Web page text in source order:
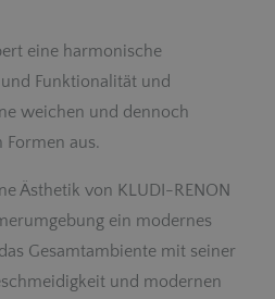
eine harmonische
Funktionalität und
weichen und dennoch
Formen aus.
Ästhetik von KLUDI-RENON
ein modernes
Gesamtambiente mit seiner
und modernen